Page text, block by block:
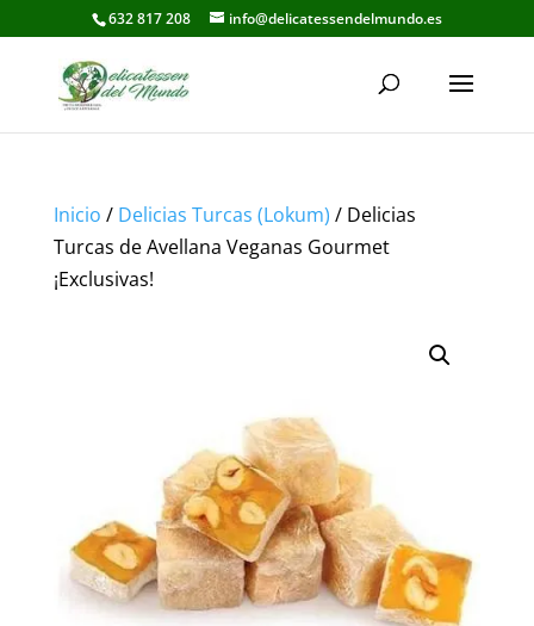
632 817 208 info@delicatessendelmundo.es
Inicio / Delicias Turcas (Lokum) / Delicias
Turcas de Avellana Veganas Gourmet
¡Exclusivas!